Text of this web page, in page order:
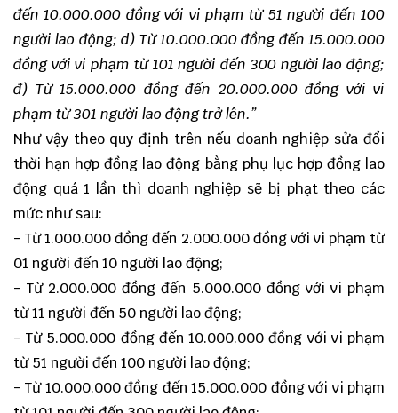
đến 10.000.000 đồng với vi phạm từ 51 người đến 100
người lao động; d) Từ 10.000.000 đồng đến 15.000.000
đồng với vi phạm từ 101 người đến 300 người lao động;
đ) Từ 15.000.000 đồng đến 20.000.000 đồng với vi
phạm từ 301 người lao động trở lên.”
Như vậy theo quy định trên nếu doanh nghiệp sửa đổi
thời hạn hợp đồng lao động bằng phụ lục hợp đồng lao
động quá 1 lần thì doanh nghiệp sẽ bị phạt theo các
mức như sau:
- Từ 1.000.000 đồng đến 2.000.000 đồng với vi phạm từ
01 người đến 10 người lao động;
- Từ 2.000.000 đồng đến 5.000.000 đồng với vi phạm
từ 11 người đến 50 người lao động;
- Từ 5.000.000 đồng đến 10.000.000 đồng với vi phạm
từ 51 người đến 100 người lao động;
- Từ 10.000.000 đồng đến 15.000.000 đồng với vi phạm